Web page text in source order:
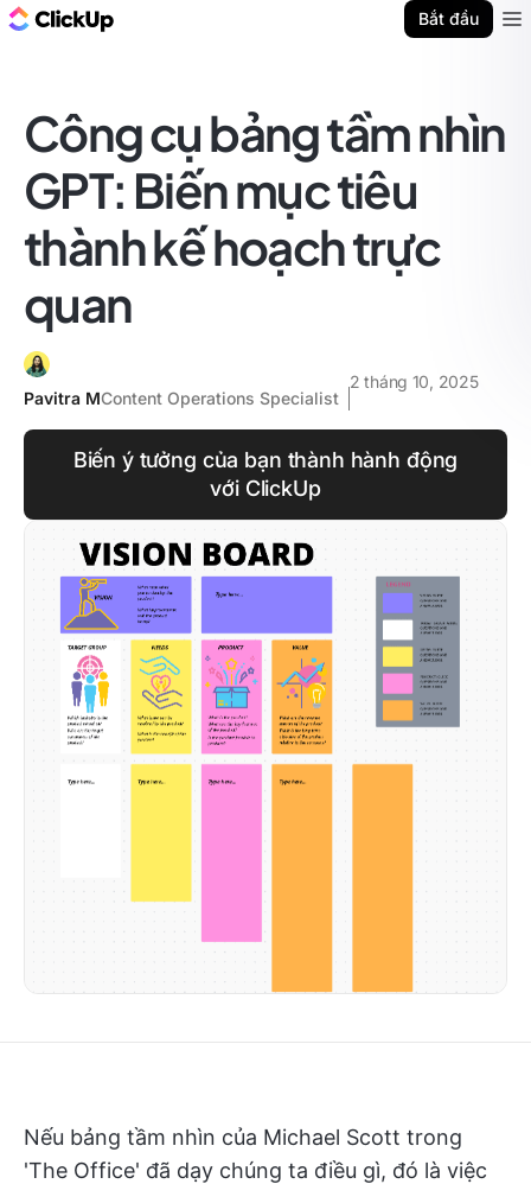
Bắt đầu
Công cụ bảng tầm nhìn
GPT: Biến mục tiêu
thành kế hoạch trực
quan
Pavitra MContent Operations Specialist
2 tháng 10, 2025
Biến ý tưởng của bạn thành hành động
với ClickUp
Nếu bảng tầm nhìn của Michael Scott trong
'The Office' đã dạy chúng ta điều gì, đó là việc